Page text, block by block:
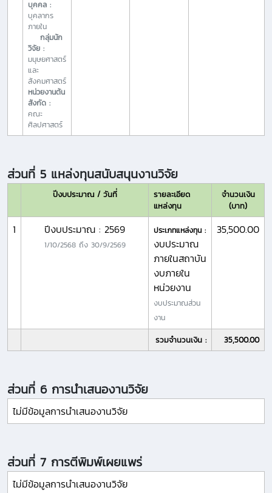
บุคคล :
บุคลากร
ภายใน
กลุ่มนัก
วิจัย :
มนุษยศาสตร์
และ
สังคมศาสตร์
หน่วยงานต้น
สังกัด :
คณะ
ศิลปศาสตร์
ส่วนที่ 5 แหล่งทุนสนับสนุนงานวิจัย
ปีงบประมาณ / วันที่
รายละเอียด
แหล่งทุน
จำนวนเงิน
(บาท)
1 ปีงบประมาณ : 2569
1/10/2568ถึง 30/9/2569
ประเภทแหล่งทุน :
งบประมาณ
ภายในสถาบัน
งบภายใน
หน่วยงาน
งบประมาณส่วน
งาน
35,500.00
รวมจำนวนเงิน : 35,500.00
ส่วนที่ 6 การนำเสนองานวิจัย
ไม่มีข้อมูลการนำเสนองานวิจัย
ส่วนที่ 7 การตีพิมพ์เผยแพร่
ไม่มีข้อมูลการนำเสนองานวิจัย